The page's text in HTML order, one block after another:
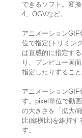
できるソフト。変
4、OGVなど。
アニメーション
位で指定(トリミン
は直感的に指定す
り、プレビュー画
指定したりすること
アニメーションGIF
す。pixel単位で動
の大きさを「拡大/
比(縦横比)を維持す
す。